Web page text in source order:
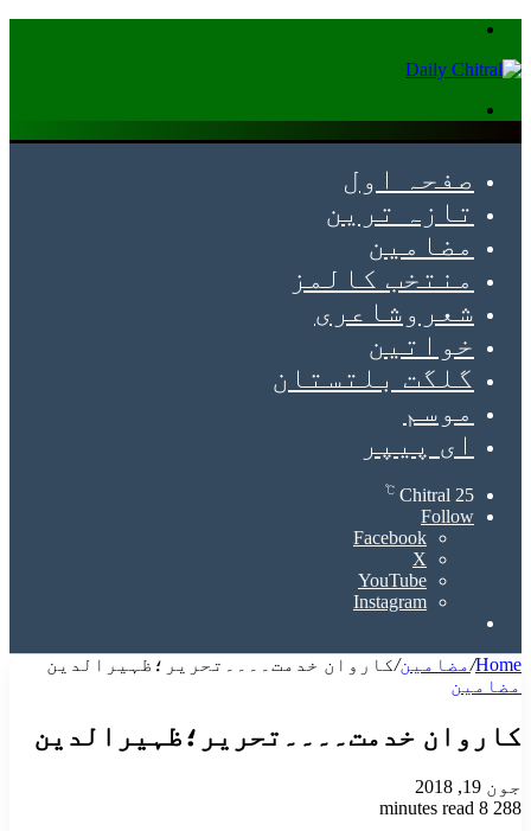
صفحہ اول
تازہ ترین
مضامین
منتخب کالمز
شعروشاعری
خواتین
گلگت بلتستان
موسم
ای پیپر
Chitral 25
℃
Follow
Facebook
X
YouTube
Instagram
Home
/مضامین/کاروان خدمت۔۔۔۔تحریر؛ظہیرالدین
مضامین
کاروان خدمت۔۔۔۔تحریر؛ظہیرالدین
جون 19, 2018
288
8 minutes read